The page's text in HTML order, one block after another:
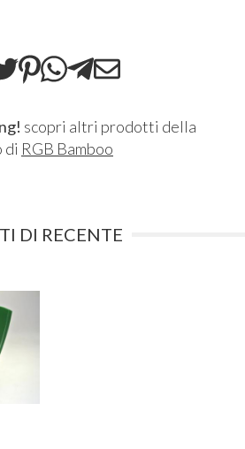
scopri altri prodotti della
di RGB Bamboo
DI RECENTE